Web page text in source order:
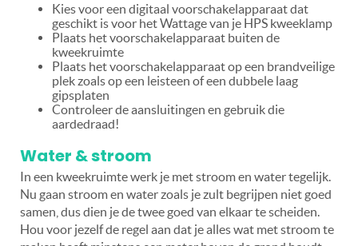
Kies voor een digitaal voorschakelapparaat dat
geschikt is voor het Wattage van je HPS kweeklamp
Plaats het voorschakelapparaat buiten de
kweekruimte
Plaats het voorschakelapparaat op een brandveilige
plek zoals op een leisteen of een dubbele laag
gipsplaten
Controleer de aansluitingen en gebruik die
aardedraad!
Water & stroom
In een kweekruimte werk je met stroom en water tegelijk.
Nu gaan stroom en water zoals je zult begrijpen niet goed
samen, dus dien je de twee goed van elkaar te scheiden.
Hou voor jezelf de regel aan dat je alles wat met stroom te